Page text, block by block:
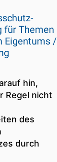
für Themen
Eigentums /
hin,
Regel nicht
des
durch